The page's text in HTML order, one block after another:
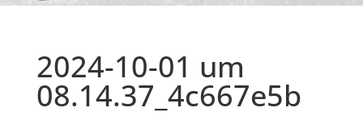
2024-10-01 um
08.14.37_4c667e5b